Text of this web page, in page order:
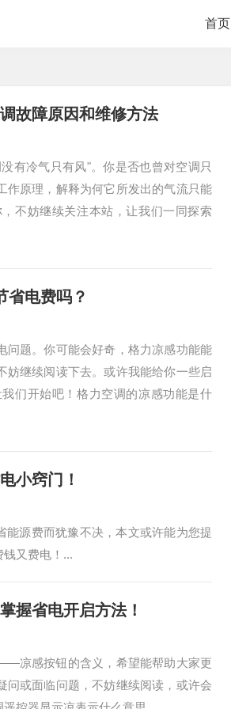
首页
故障原因和维修方法
有冷气只有风"。你是否也曾对空调只
作原理，解释为何它所发出的气流只能
不妨继续关注本站，让我们一同探索
省电费吗？
问题。你可能会好奇，格力凉感功能能
妨继续阅读下去。或许我能给你一些启
们开始吧！格力空调的凉感功能是什
小窍门！
能源费而犹豫不决，本文或许能为您提
又费电！...
握省电开启方法！
凉感按钮的含义，希望能帮助大家更
问或面临问题，不妨继续阅读，或许会